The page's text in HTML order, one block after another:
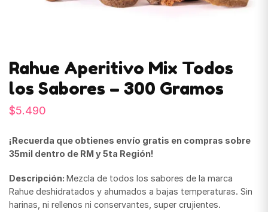
Rahue Aperitivo Mix Todos
los Sabores – 300 Gramos
$5.490
¡Recuerda que obtienes envío gratis en compras sobre
35mil dentro de RM y 5ta Región!
Descripción: Mezcla de todos los sabores de la marca
Rahue deshidratados y ahumados a bajas temperaturas. Sin
harinas, ni rellenos ni conservantes, super crujientes.